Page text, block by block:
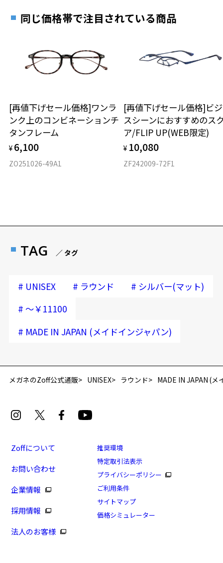
再入荷お知らせメールのお申し込み
[WEB限定セール価格]MADE IN JAPAN(メイドイン
ジャパン)(WEB限定商品)
商品番号：ZX223006-16F1/フレームカラー：シルバー
(マット)/単価：￥9,960
6.7g
※着脱式サングラス：デモレンズ、アタッチメント込みの重さ
タイプ
材質
フロント素材：チタン
す。
もっと見る
お近くのZoff実店舗にて度数を測定いただけます（無料）。
その際は記入用紙をダウンロードしてお使いください。
ダウンロード
同じ価格帯で注目されている商品
[再値下げセール価格]ワンラ
ンク上のコンビネーションチ
タンフレーム
¥ 6,100
ZO251026-49A1
[再値下げセール価格]ビ
スシーンにおすすめのス
ア/FLIP UP(WEB限定)
¥ 10,080
ZF242009-72F1
TAG ／ タグ
# UNISEX # ラウンド # シルバー(マット)
# ～￥11100
# MADE IN JAPAN (メイドインジャパン)
メガネのZoff公式通販 UNISEX ラウンド MADE IN JAPAN (
Zoffについて
お問い合わせ
企業情報
採用情報
法人のお客様
推奨環境
特定取引法表示
プライバシーポリシー
ご利用条件
サイトマップ
価格シミュレーター